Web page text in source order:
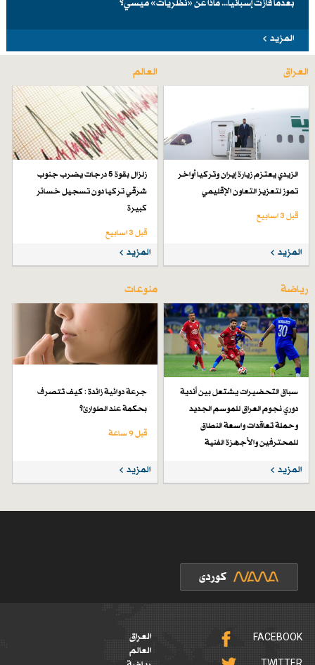
بعدما فازت إسبانيا... ماذا عن «نظريات» ميسي؟
المزيد
العراق
الزيدي يعتزم زيارة إيران وتركيا أواخر
تموز لتعزيز التعاون الإقليمي
قبل 3 اسابیع
المزيد
العالم
زلزال بقوة 5 درجات يضرب جنوب
شرقي تركيا دون تسجيل خسائر
كبيرة
قبل 3 اسابیع
المزيد
رياضة
سباق التحضيرات يشتعل بين أندية
دوري نجوم العراق للموسم الجديد
وحملة تعاقدات واسعة النطاق
للمحترفين والأجهزة الفنية
قبل 4 أيام
المزيد
منوعات
جرعة دوائية زائدة : كيف تتصرف
بحكمة عند الطوارئ؟
قبل 9 ساعة
المزيد
FACEBOOK
العراق
العالم